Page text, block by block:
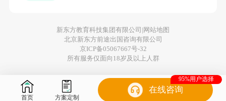
新东方教育科技集团有限公司| 网站地图
北京新东方前途出国咨询有限公司
京ICP备05067667号-32
所有服务仅面向18岁及以上人群
首页 方案定制
在线咨询
95%用户选择